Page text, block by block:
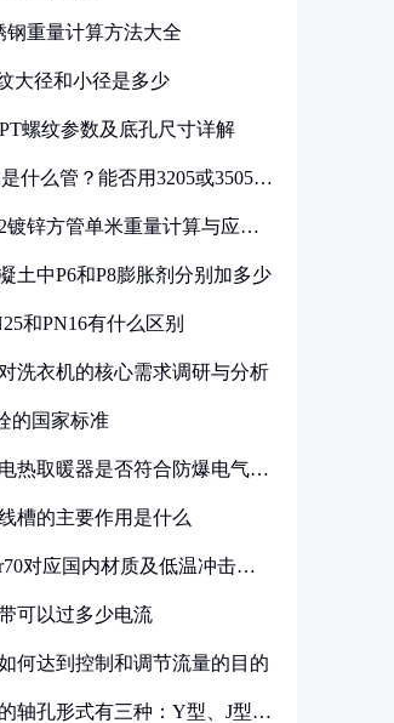
钢重量计算方法大全
大径和小径是多少
螺纹参数及底孔尺寸详解
什么管？能否用3205或3505代
镀锌方管单米重量计算与应用
土中P6和P8膨胀剂分别加多少
和PN16有什么区别
洗衣机的核心需求调研与分析
的国家标准
热取暖器是否符合防爆电气设
槽的主要作用是什么
对应国内材质及低温冲击要
可以过多少电流
何达到控制和调节流量的目的
轴孔形式有三种：Y型、J型、